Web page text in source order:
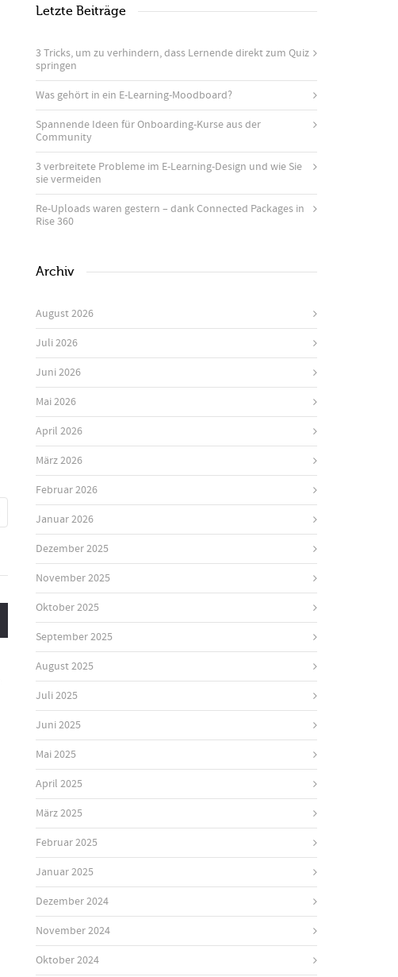
Letzte Beiträge
3 Tricks, um zu verhindern, dass Lernende direkt zum Quiz
springen
Was gehört in ein E-Learning-Moodboard?
Spannende Ideen für Onboarding-Kurse aus der
Community
3 verbreitete Probleme im E-Learning-Design und wie Sie
sie vermeiden
Re-Uploads waren gestern – dank Connected Packages in
Rise 360
Archiv
August 2026
Juli 2026
Juni 2026
Mai 2026
April 2026
März 2026
Februar 2026
Januar 2026
Dezember 2025
November 2025
Oktober 2025
September 2025
August 2025
Juli 2025
Juni 2025
Mai 2025
April 2025
März 2025
Februar 2025
Januar 2025
Dezember 2024
November 2024
Oktober 2024